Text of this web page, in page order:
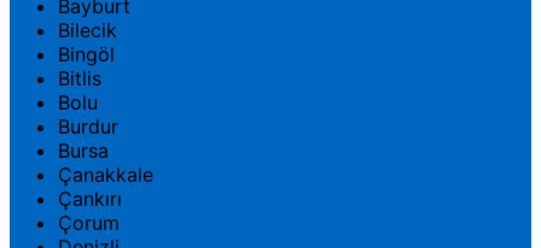
Bayburt
Bilecik
Bingöl
Bitlis
Bolu
Burdur
Bursa
Çanakkale
Çankırı
Çorum